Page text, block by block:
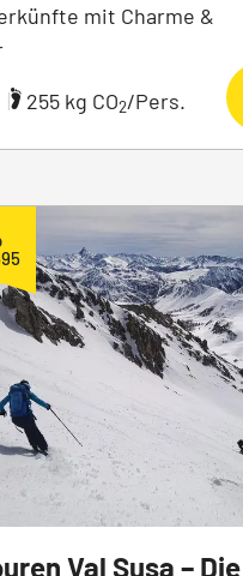
mit Charme &
|
255 kg CO2/Pers.
Val Susa –